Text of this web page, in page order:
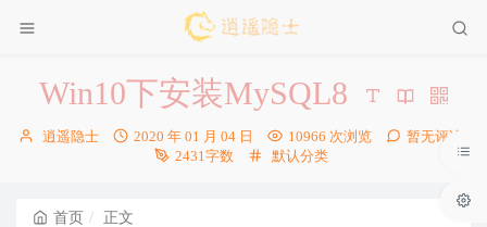
Win10下安装MySQL8
博
逍遥隐士
发
2020 年 01 月 04 日 10966 次浏览
暂无评论
2431字数
分
默认分类
首页 正文